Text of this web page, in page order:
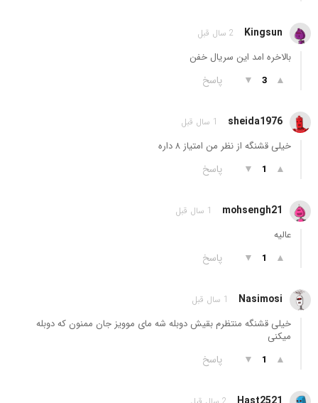
Kingsun 2 سال قبل
بالاخره امد این سریال خفن
▲
3
▼ پاسخ
sheida1976 1 سال قبل
خیلی قشنگه از نظر من امتیاز ۸ داره
▲
1
▼ پاسخ
mohsengh21 1 سال قبل
عالیه
▲
1
▼ پاسخ
Nasimosi 1 سال قبل
خیلی قشنگه منتظرم بقیش دوبله شه مای موویز جان ممنون که دوبله
میکنی
▲
1
▼ پاسخ